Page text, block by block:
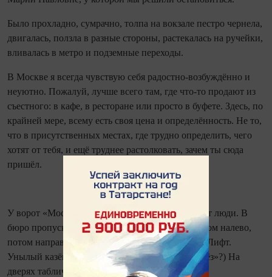
Было прохладно, сумрачно, толпа на вокзале пестро чернела,
двигалась, ползла в разные стороны, растекалась на ручейки,
вливалась в метро и подземные переходы.
В Москве я все­гда чувствую себя радостно‑возбуждённо и
неуютно. Пожалуй, лучше всего там, где что‑то продают из
съестного: в кафе, в ресторане или просто в буфете. Здесь, по
крайней мере, всему есть своя цена и определённость. Не то,
что в присутственных местах, где трудно определить, чего
хотят от тебя, и ещё труднее растолковать, зачем ты сюда
пришёл.
У ворот «Мосфильма» сутолока, деловито снуют люди. В
бюро пропусков моё имя есть. Я иду прямо, потом налево,
потом направо и - наискось тот самый подъезд. Лифт.
Унылый казённый коридор. (И это «фабрика грёз»?) На
дверях таблички - названия фильмов, фамилии